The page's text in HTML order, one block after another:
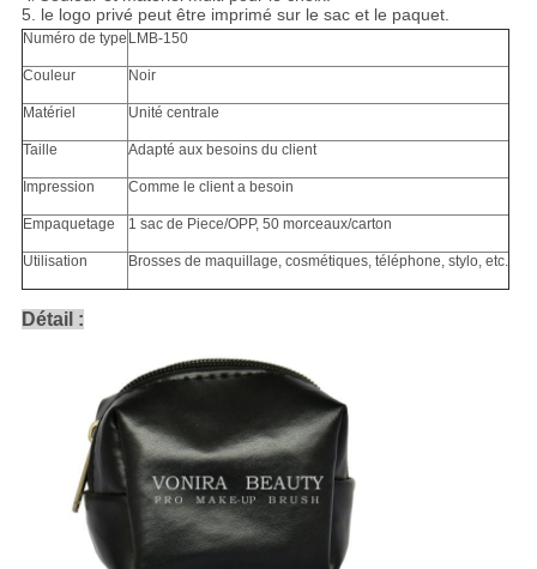
5. le logo privé peut être imprimé sur le sac et le paquet.
Numéro de type LMB-150
Couleur Noir
Matériel Unité centrale
Taille Adapté aux besoins du client
Impression Comme le client a besoin
Empaquetage 1 sac de Piece/OPP, 50 morceaux/carton
Utilisation Brosses de maquillage, cosmétiques, téléphone, stylo, etc.
Détail :